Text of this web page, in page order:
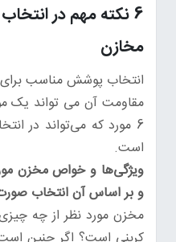
6 نکته مهم در
مخازن
انتخاب پوشش مناسب برای
مقاومت آن می تواند یک
6 مورد که می‌تواند در
است.
ویژگی‌ها و خواص مخزن
و بر اساس آن انتخاب
مخزن مورد نظر از چه